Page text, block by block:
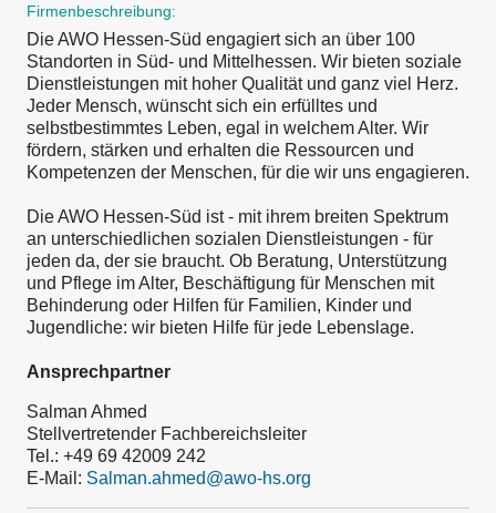
Firmenbeschreibung:
Die AWO Hessen-Süd engagiert sich an über 100
Standorten in Süd- und Mittelhessen. Wir bieten soziale
Dienstleistungen mit hoher Qualität und ganz viel Herz.
Jeder Mensch, wünscht sich ein erfülltes und
selbstbestimmtes Leben, egal in welchem Alter. Wir
fördern, stärken und erhalten die Ressourcen und
Kompetenzen der Menschen, für die wir uns engagieren.
Die AWO Hessen-Süd ist - mit ihrem breiten Spektrum
an unterschiedlichen sozialen Dienstleistungen - für
jeden da, der sie braucht. Ob Beratung, Unterstützung
und Pflege im Alter, Beschäftigung für Menschen mit
Behinderung oder Hilfen für Familien, Kinder und
Jugendliche: wir bieten Hilfe für jede Lebenslage.
Ansprechpartner
Salman Ahmed
Stellvertretender Fachbereichsleiter
Tel.: +49 69 42009 242
E-Mail: Salman.ahmed@awo-hs.org